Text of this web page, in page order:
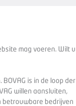
mag voeren. Wilt u
is in de loop der
willen aansluiten,
betrouwbare bedrijven